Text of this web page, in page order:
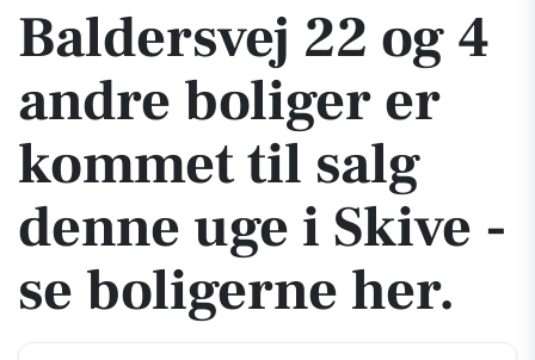
Baldersvej 22 og 4
andre boliger er
kommet til salg
denne uge i Skive -
se boligerne her.